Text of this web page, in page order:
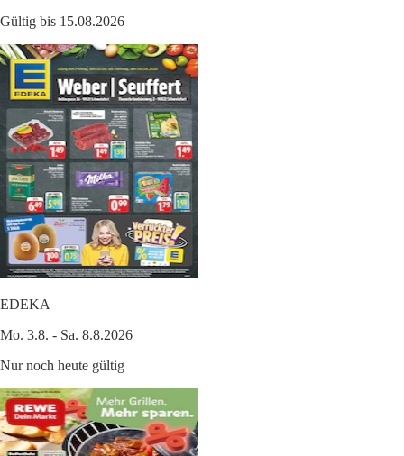
Gültig bis 15.08.2026
EDEKA
Mo. 3.8. - Sa. 8.8.2026
Nur noch heute gültig